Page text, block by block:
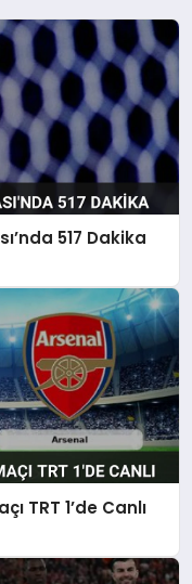
517 Dakika
TRT 1’de Canlı